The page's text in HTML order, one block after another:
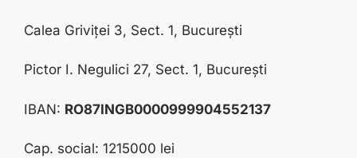
Calea Griviței 3, Sect. 1, București
Pictor I. Negulici 27, Sect. 1, București
IBAN: RO87INGB0000999904552137
Cap. social: 1215000 lei